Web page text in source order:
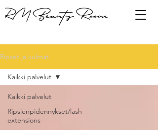
Ripset ja kulmat
Kaikki palvelut
Ripsienpidennykset/lash
extensions
Kaikki palvelut